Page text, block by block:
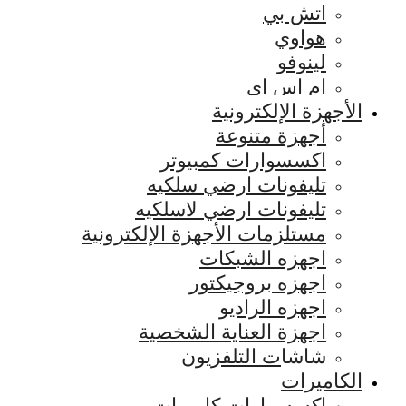
اتش بي
هواوي
لينوفو
ام اس اي
الأجهزة الإلكترونية
أجهزة متنوعة
اكسسوارات كمبيوتر
تليفونات ارضي سلكيه
تليفونات ارضي لاسلكيه
مستلزمات الأجهزة الإلكترونية
اجهزه الشبكات
اجهزه بروجيكتور
اجهزه الراديو
اجهزة العناية الشخصية
شاشات التلفزيون
الكاميرات